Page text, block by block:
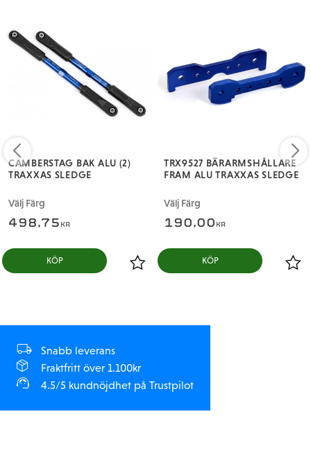
CAMBERSTAG BAK ALU (2)
TRAXXAS SLEDGE
Välj Färg
498,75 KR
TRX9527 BÄRARMSHÅLLARE
FRAM ALU TRAXXAS SLEDGE
Välj Färg
190,00 KR
Snabb leverans
Fraktfritt över 1.100kr
4.5/5 kundnöjdhet på Trustpilot